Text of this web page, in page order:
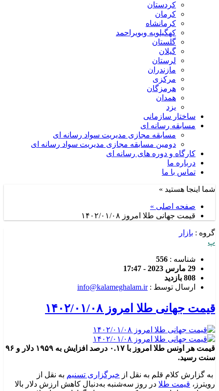
کردستان
کرمان
کرمانشاه
کهگیلویه وبویراحمد
گلستان
گیلان
لرستان
مازندران
مرکزی
هرمزگان
همدان
یزد
ساختار سازمانی
مسابقه رسانه ای
مسابقه مجازی مدیریت سواد رسانه ای
دومین مسابقه مجازی مدیریت سواد رسانه ای
کارگاه و دوره های رسانه ای
درباره ما
تماس با ما
شما اینجا هستید »
صفحه اصلی »
قیمت جهانی طلا امروز ۱۴۰۲/۰۱/۰۸
گروه : بازار
پ
شناسه : 556
29 مارس 2023 - 17:47
808 بازدید
ارسال توسط :info@kalameghalam.ir
قیمت جهانی طلا امروز ۱۴۰۲/۰۱/۰۸
قیمت هر اونس طلا امروز با ۰.۱۷ درصد افزایش به ۱۹۵۹ دلار و ۹۶
سنت رسید.
به گزارش کلام قلم به نقل از خبرگزاری تسنیم به نقل از
رویترز، قیمت طلا در روز سه‌شنبه به‌دنبال کاهش ارزش دلار بالا